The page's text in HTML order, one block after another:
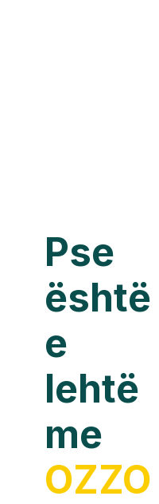
Pse
është
e
lehtë
me
OZZO